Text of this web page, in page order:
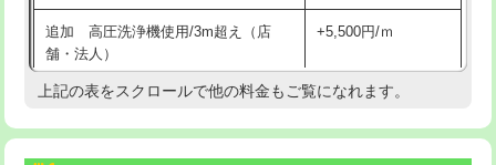
持込商品取付（浄水器・分岐水栓） 16,500円
持込商品取付（温水洗浄便座） 22,000円
持込商品取付（普通便座⇔温水洗浄便
22,000円
追加 高圧洗浄機使用/3m超え（店
舗・法人）
+5,500円/ｍ
高度高圧洗浄換 現地調査
上記の表をスクロールで他の料金もご覧になれます。